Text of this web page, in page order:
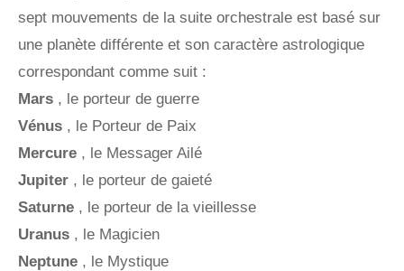
sept mouvements de la suite orchestrale est basé sur
une planète différente et son caractère astrologique
correspondant comme suit :
Mars , le porteur de guerre
Vénus , le Porteur de Paix
Mercure , le Messager Ailé
Jupiter , le porteur de gaieté
Saturne , le porteur de la vieillesse
Uranus , le Magicien
Neptune , le Mystique